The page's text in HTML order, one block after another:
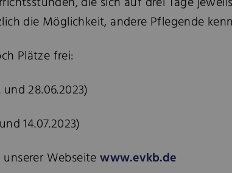
die Möglichkeit, andere Pflegende
Plätze frei:
28.06.2023)
14.07.2023)
Webseitewww.evkb.de